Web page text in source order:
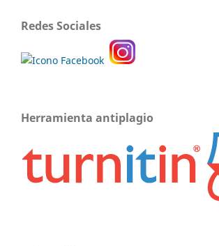
Redes Sociales
Herramienta antiplagio